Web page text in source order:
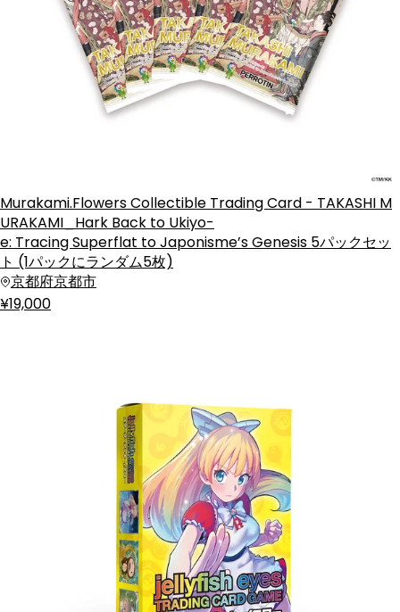
Murakami.Flowers Collectible Trading Card - TAKASHI M
URAKAMI_Hark Back to Ukiyo-
e: Tracing Superflat to Japonisme’s Genesis 5パックセッ
ト (1パックにランダム5枚)
京都府京都市
¥19,000